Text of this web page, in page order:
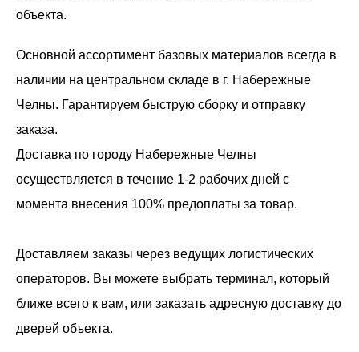
объекта.
Основной ассортимент базовых материалов всегда в
наличии на центральном складе в г. Набережные
Челны. Гарантируем быструю сборку и отправку
заказа.
Доставка по городу Набережные Челны
осуществляется в течение 1-2 рабочих дней с
момента внесения 100% предоплаты за товар.
Доставляем заказы через ведущих логистических
операторов. Вы можете выбрать терминал, который
ближе всего к вам, или заказать адресную доставку до
дверей объекта.